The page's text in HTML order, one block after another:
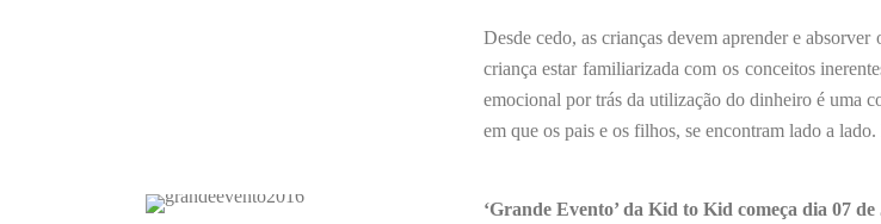
Desde cedo, as crianças devem aprender e
criança estar familiarizada com os conceitos
emocional por trás da utilização do dinheiro é uma
em que os pais e os filhos, se encontram lado a lado.
‘Grande Evento’ da Kid to Kid começa dia 07